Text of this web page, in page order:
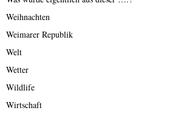
Weihnachten
Weimarer Republik
Welt
Wetter
Wildlife
Wirtschaft